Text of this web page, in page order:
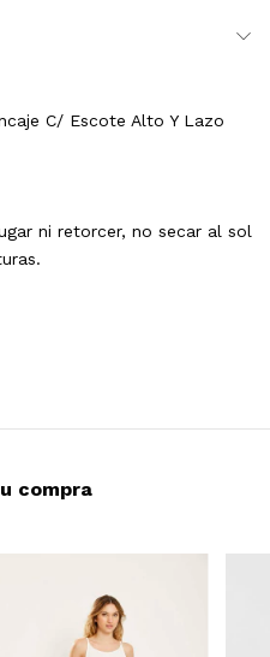
C/ Escote Alto Y Lazo
ni retorcer, no secar al sol
compra